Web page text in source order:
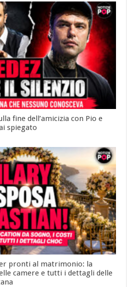
fine dell’amicizia con Pio e
spiegato
pronti al matrimonio: la
camere e tutti i dettagli delle